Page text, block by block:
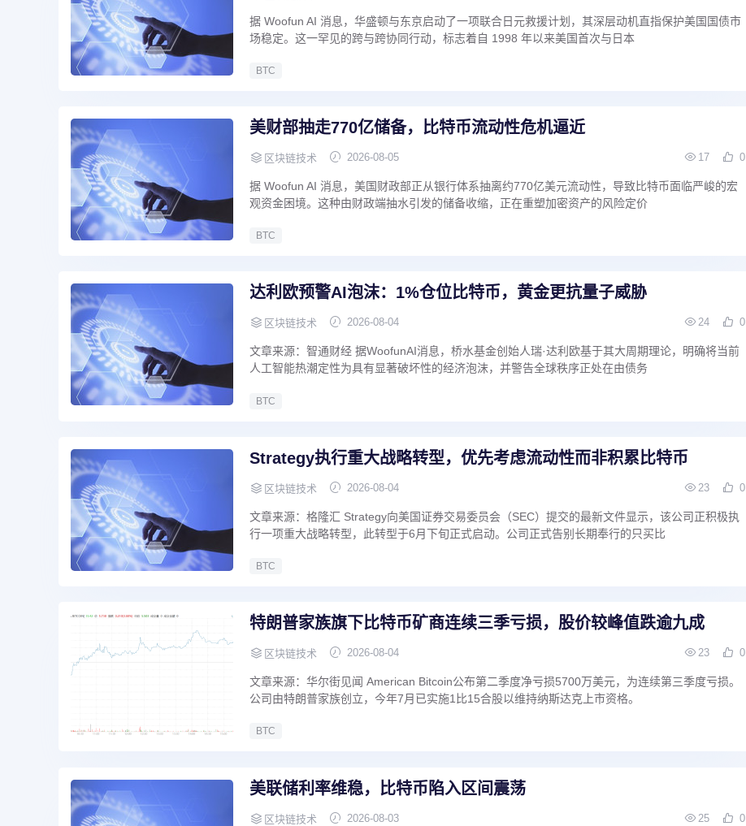
据 Woofun AI 消息，华盛顿与东京启动了一项联合日元救援计划，其深层动机直指保护美国国债市
场稳定。这一罕见的跨与跨协同行动，标志着自 1998 年以来美国首次与日本
BTC
美财部抽走770亿储备，比特币流动性危机逼近
区块链技术 2026-08-05 17 0
据 Woofun AI 消息，美国财政部正从银行体系抽离约770亿美元流动性，导致比特币面临严峻的宏
观资金困境。这种由财政端抽水引发的储备收缩，正在重塑加密资产的风险定价
BTC
达利欧预警AI泡沫：1%仓位比特币，黄金更抗量子威胁
区块链技术 2026-08-04 24 0
文章来源：智通财经 据WoofunAI消息，桥水基金创始人瑞·达利欧基于其大周期理论，明确将当前
人工智能热潮定性为具有显著破坏性的经济泡沫，并警告全球秩序正处在由债务
BTC
Strategy执行重大战略转型，优先考虑流动性而非积累比特币
区块链技术 2026-08-04 23 0
文章来源：格隆汇 Strategy向美国证券交易委员会（SEC）提交的最新文件显示，该公司正积极执
行一项重大战略转型，此转型于6月下旬正式启动。公司正式告别长期奉行的只买比
BTC
特朗普家族旗下比特币矿商连续三季亏损，股价较峰值跌逾九成
区块链技术 2026-08-04 23 0
文章来源：华尔街见闻 American Bitcoin公布第二季度净亏损5700万美元，为连续第三季度亏损。
公司由特朗普家族创立，今年7月已实施1比15合股以维持纳斯达克上市资格。
BTC
美联储利率维稳，比特币陷入区间震荡
区块链技术 2026-08-03 25 0